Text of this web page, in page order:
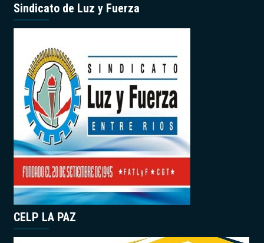
Sindicato de Luz y Fuerza
CELP LA PAZ